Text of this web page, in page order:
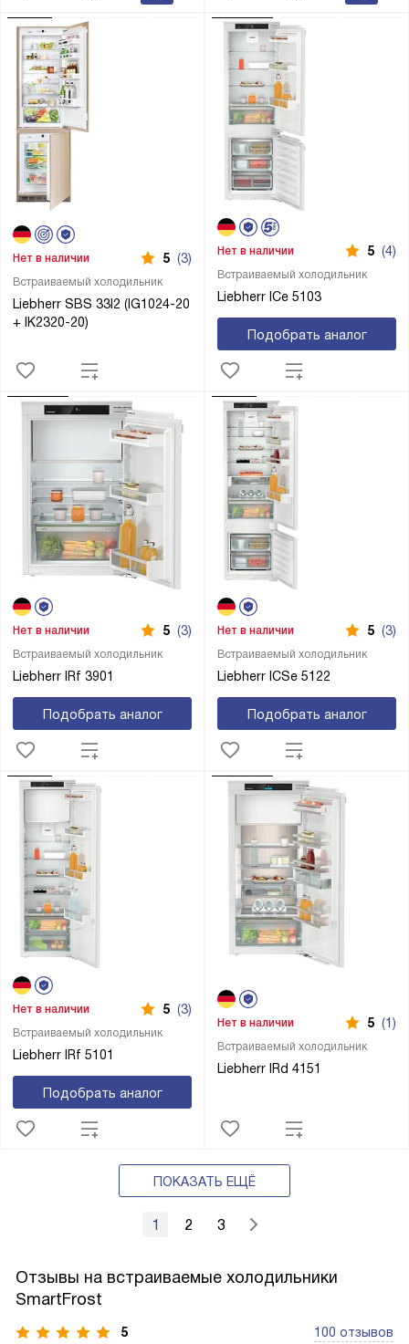
Встраиваемый холодильник
Liebherr SBS 33I2 (IG1024-20
+ IK2320-20)
Нет в наличии 5 (3)
Встраиваемый холодильник
Liebherr ICe 5103
Нет в наличии 5 (4)
Подобрать аналог
Встраиваемый холодильник
Liebherr IRf 3901
Нет в наличии 5 (3)
Подобрать аналог
Встраиваемый холодильник
Liebherr ICSe 5122
Нет в наличии 5 (3)
Подобрать аналог
Встраиваемый холодильник
Liebherr IRf 5101
Нет в наличии 5 (3)
Подобрать аналог
Встраиваемый холодильник
Liebherr IRd 4151
Нет в наличии 5 (1)
ПОКАЗАТЬ ЕЩЁ
1 2 3
Отзывы на встраиваемые холодильники
SmartFrost
5 100 отзывов